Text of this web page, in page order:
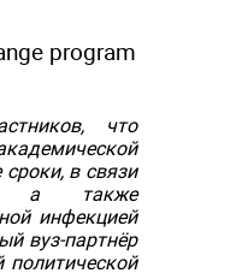
program
что
в связи
а также
инфекцией
вуз-партнёр
политической